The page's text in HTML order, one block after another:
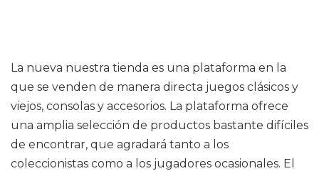
La nueva nuestra tienda es una plataforma en la
que se venden de manera directa juegos clásicos y
viejos, consolas y accesorios. La plataforma ofrece
una amplia selección de productos bastante difíciles
de encontrar, que agradará tanto a los
coleccionistas como a los jugadores ocasionales. El